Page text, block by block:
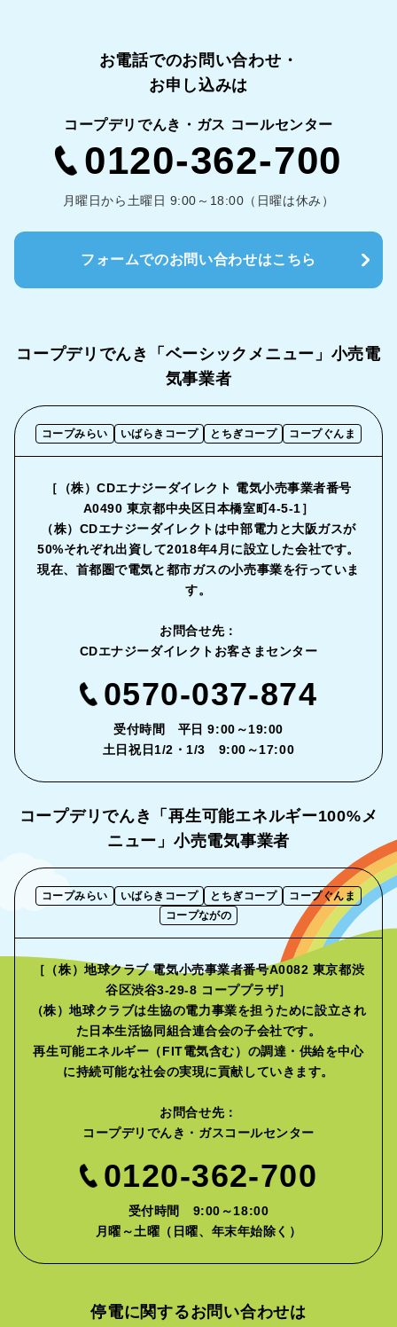
お電話でのお問い合わせ・
お申し込みは
コープデリでんき・ガス コールセンター
0120-362-700
月曜日から土曜日 9:00～18:00（日曜は休み）
フォームでのお問い合わせはこちら
コープデリでんき「ベーシックメニュー」 小売電
気事業者
コープみらい いばらきコープ とちぎコープ コープぐんま
［（株）CDエナジーダイレクト 電気小売事業者番号
A0490 東京都中央区日本橋室町4-5-1］
（株）CDエナジーダイレクトは中部電力と大阪ガスが
50%それぞれ出資して2018年4月に設立した会社です。
現在、首都圏で電気と都市ガスの小売事業を行っていま
す。
お問合せ先：
CDエナジーダイレクトお客さまセンター
0570-037-874
受付時間 平日 9:00～19:00
土日祝日1/2・1/3 9:00～17:00
コープデリでんき「再生可能エネルギー100%メ
ニュー」小売電気事業者
コープみらい いばらきコープ とちぎコープ
コープぐんま
コープながの
［（株）地球クラブ 電気小売事業者番号A0082 東京都渋
谷区渋谷3-29-8 コーププラザ］
（株）地球クラブは生協の電力事業を担うために設立され
た 日本生活協同組合連合会の子会社です。
再生可能エネルギー（FIT電気含む）の調達・供給を中心
に持続可能な社会の実現に貢献していきます。
お問合せ先：
コープデリでんき・ガスコールセンター
0120-362-700
受付時間 9:00～18:00
月曜～土曜（日曜、年末年始除く）
停電に関するお問い合わせは